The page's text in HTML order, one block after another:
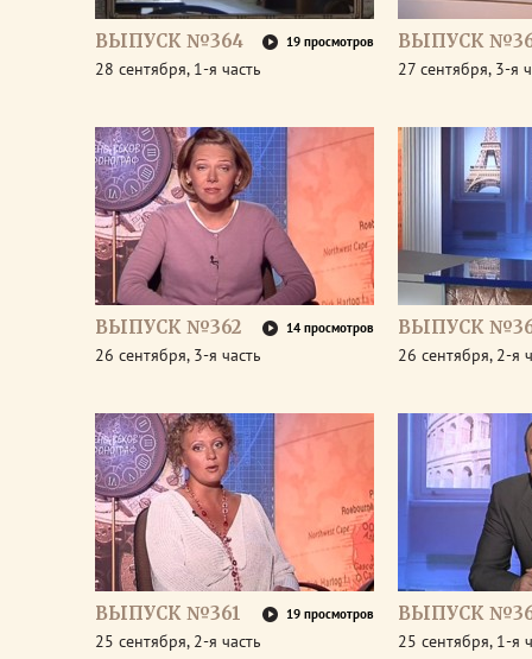
ВЫПУСК №364 19 просмотров
28 сентября, 1-я часть
ВЫПУСК
27 сентября, 3-я
ВЫПУСК №362 14 просмотров
26 сентября, 3-я часть
ВЫПУСК
26 сентября, 2-я
ВЫПУСК №361 19 просмотров
25 сентября, 2-я часть
ВЫПУСК
25 сентября, 1-я